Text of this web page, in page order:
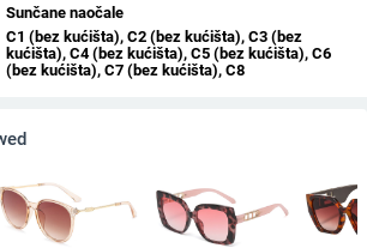
Sunčane naočale
C1 (bez kućišta), C2 (bez kućišta), C3 (bez
kućišta), C4 (bez kućišta), C5 (bez kućišta), C6
(bez kućišta), C7 (bez kućišta), C8